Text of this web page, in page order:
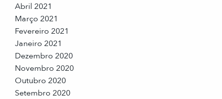
Abril 2021
Março 2021
Fevereiro 2021
Janeiro 2021
Dezembro 2020
Novembro 2020
Outubro 2020
Setembro 2020